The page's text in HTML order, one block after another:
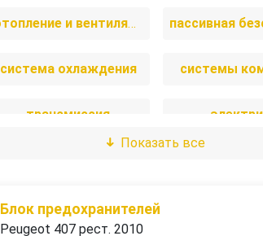
отопление и вентиляция
система охлаждения системы
трансмиссия
Показать все
Блок предохранителей
Peugeot 407 рест. 2010